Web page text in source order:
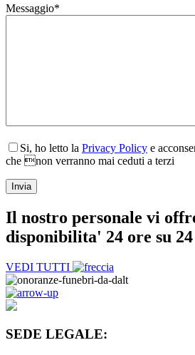
Messaggio*
Si, ho letto la Privacy Policy e
che non verranno mai ceduti a terzi
Il nostro personale vi
disponibilita' 24 ore su 24
VEDI TUTTI
SEDE LEGALE: